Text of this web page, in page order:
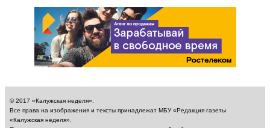
© 2017 «Калужская неделя».
Все права на изображения и тексты принадлежат МБУ «Редакция газеты
«Калужская неделя».